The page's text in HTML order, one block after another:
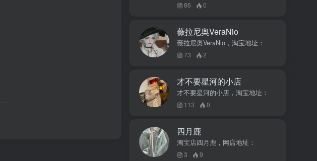
86 0
薇拉尼奥VeraNio
薇拉尼奥VeraNio，淘宝地址：
73 2
才不要星河的小店
才不要星河的小店，淘宝地址：
113 0
四月鹿
淘宝店四月鹿，网店地址：
3 9